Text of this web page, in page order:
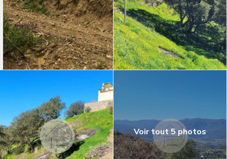
Voir tout 5 photos